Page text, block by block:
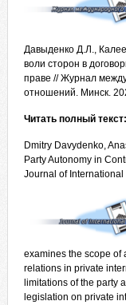
Давыденко Д.Л.,
воли сторон в
праве // Журнал
отношений. Минск.
Читать полный текст:
Dmitry Davydenko,
Party Autonomy in
Journal of
examines the scope of
relations in private
limitations of the party
legislation on private